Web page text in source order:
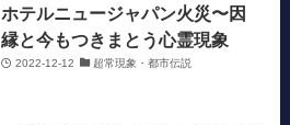
ホテルニュージャパン火災〜因
縁と今もつきまとう心霊現象
2022-12-12 超常現象・都市伝説